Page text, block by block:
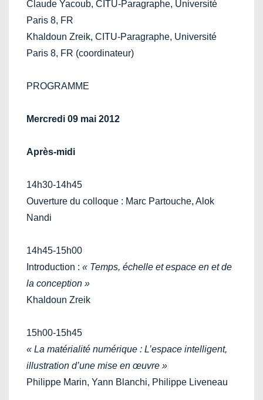
Claude Yacoub, CITU-Paragraphe, Université
Paris 8, FR
Khaldoun Zreik, CITU-Paragraphe, Université
Paris 8, FR (coordinateur)
PROGRAMME
Mercredi 09 mai 2012
Après-midi
14h30-14h45
Ouverture du colloque : Marc Partouche, Alok
Nandi
14h45-15h00
Introduction : « Temps, échelle et espace en et de
la conception »
Khaldoun Zreik
15h00-15h45
« La matérialité numérique : L’espace intelligent,
illustration d’une mise en œuvre »
Philippe Marin, Yann Blanchi, Philippe Liveneau